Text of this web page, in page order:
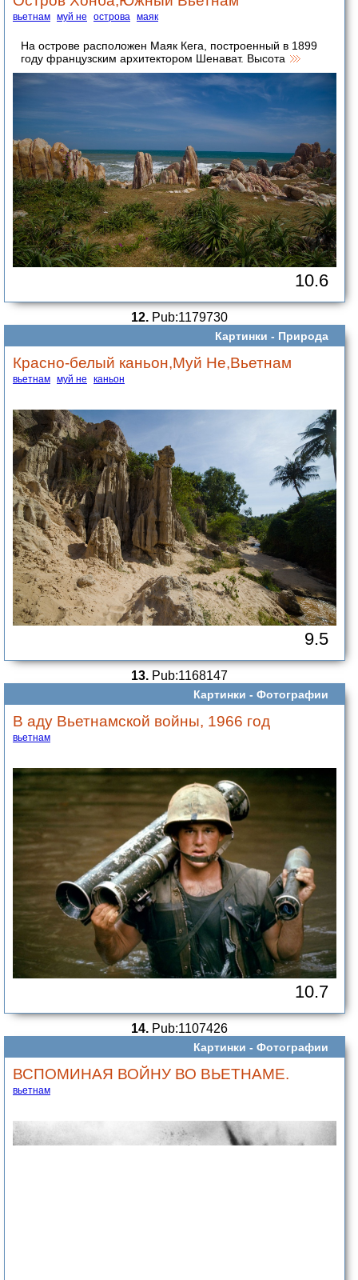
вьетнам муй не острова маяк
На острове расположен Маяк Кега, построенный в 1899
году французским архитектором Шенават. Высота
10.6
12.Pub:1179730
Картинки - Природа
Красно-белый каньон,Муй Не,Вьетнам
вьетнам муй не каньон
9.5
13.Pub:1168147
Картинки - Фотографии
В аду Вьетнамской войны, 1966 год
вьетнам
10.7
14.Pub:1107426
Картинки - Фотографии
ВСПОМИНАЯ ВОЙНУ ВО ВЬЕТНАМЕ.
вьетнам